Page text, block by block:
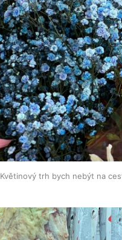
Květinový trh bych nebýt na